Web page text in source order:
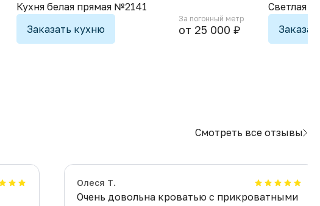
Кухня белая прямая №2141
Заказать кухню
За погонный метр
от 25 000 ₽
Светлая
Смотреть все отзывы
Олеся Т.
Очень довольна кроватью с прикроватными